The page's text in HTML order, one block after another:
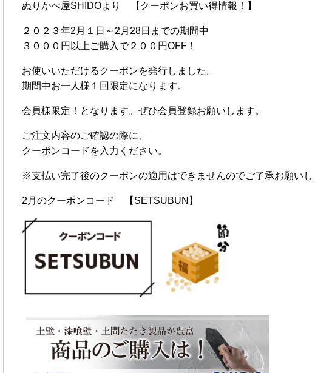
ぬりかべ屋SHIDOより 【クーポンお買い得情報！】
２０２３年2月１日～2月28日までの期間中
３０００円以上ご購入で２００円OFF！
お使いいただけるクーポンを発行しました。
期間中お一人様１回限定になります。
会員様限定！ となります。ぜひ会員登録お願いします。
ご注文内容のご確認の際に、
クーポンコードを入力ください。
※支払い完了後のクーポンの適用はできませんのでご了承お願いし
2月のクーポンコード 【SETSUBUN】